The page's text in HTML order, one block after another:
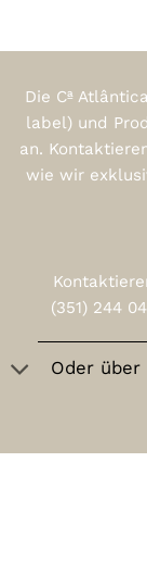
Die Cª
label) und
an.
wie wir
(351) 244
Oder